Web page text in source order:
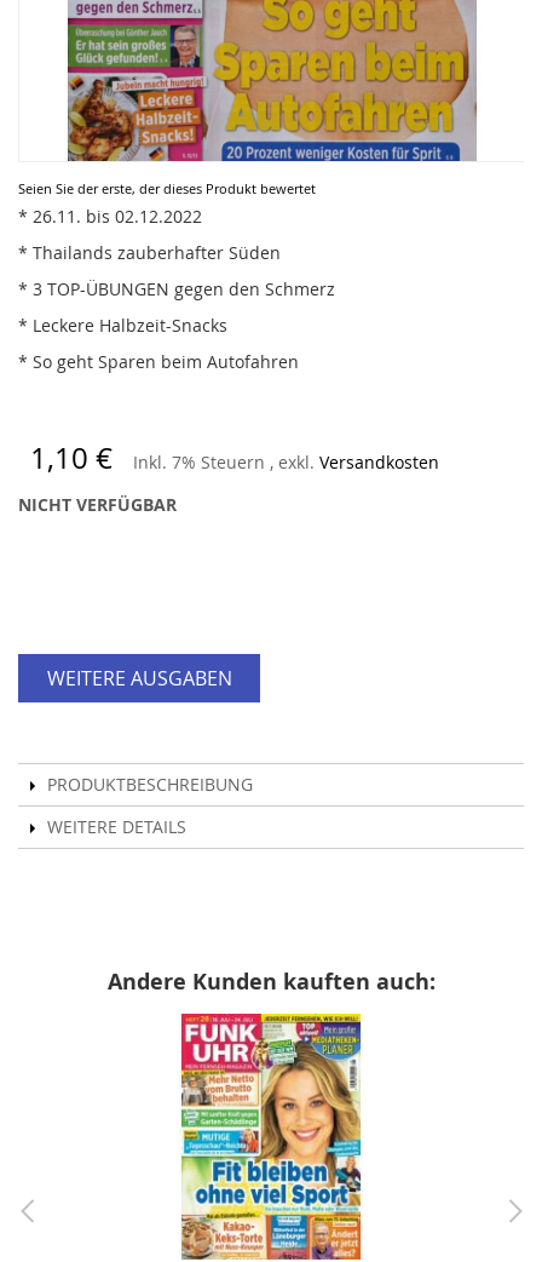
Seien Sie der erste, der dieses Produkt bewertet
* 26.11. bis 02.12.2022
* Thailands zauberhafter Süden
* 3 TOP-ÜBUNGEN gegen den Schmerz
* Leckere Halbzeit-Snacks
* So geht Sparen beim Autofahren
1,10 € Inkl. 7% Steuern , exkl. Versandkosten
NICHT VERFÜGBAR
WEITERE AUSGABEN
PRODUKTBESCHREIBUNG
WEITERE DETAILS
Zum
Anfang
Bildergalerie
springen
Andere Kunden kauften auch: